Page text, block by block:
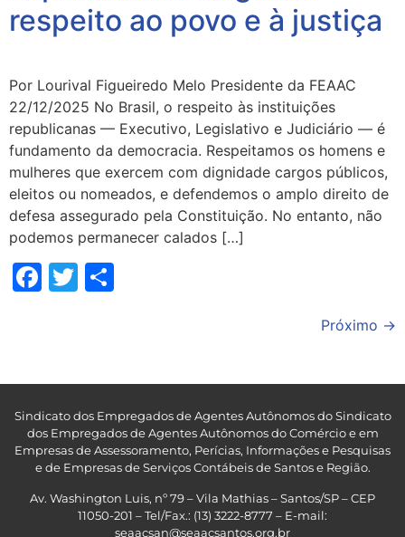
respeito ao povo e à justiça
Por Lourival Figueiredo Melo Presidente da FEAAC
22/12/2025 No Brasil, o respeito às instituições
republicanas — Executivo, Legislativo e Judiciário — é
fundamento da democracia. Respeitamos os homens e
mulheres que exercem com dignidade cargos públicos,
eleitos ou nomeados, e defendemos o amplo direito de
defesa assegurado pela Constituição. No entanto, não
podemos permanecer calados […]
Facebook
Twitter
Próximo →
Sindicato dos Empregados de Agentes Autônomos do Sindicato
dos Empregados de Agentes Autônomos do Comércio e em
Empresas de Assessoramento, Perícias, Informações e Pesquisas
e de Empresas de Serviços Contábeis de Santos e Região.
Av. Washington Luis, nº 79 – Vila Mathias – Santos/SP – CEP
11050-201 – Tel/Fax.: (13) 3222-8777 – E-mail:
seaacsan@seaacsantos.org.br